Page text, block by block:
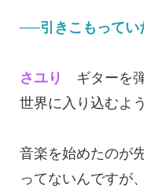
──引きこもってい
さユり
ギターを
世界に入り込むよ
音楽を始めたのが
ってないんですが